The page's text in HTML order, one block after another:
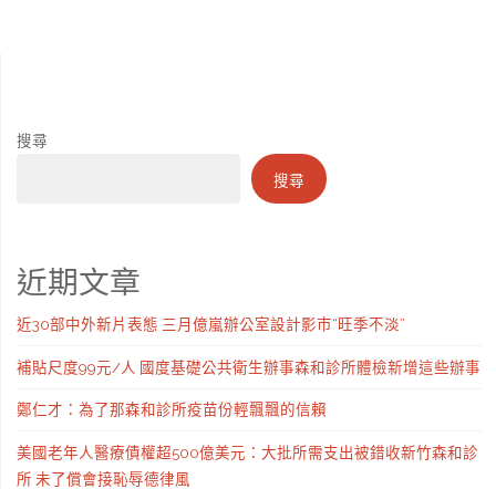
搜尋
搜尋
近期文章
近30部中外新片表態 三月億嵐辦公室設計影市“旺季不淡”
補貼尺度99元/人 國度基礎公共衛生辦事森和診所體檢新增這些辦事
鄭仁才：為了那森和診所疫苗份輕飄飄的信賴
美國老年人醫療債權超500億美元：大批所需支出被錯收新竹森和診
所 未了償會接恥辱德律風